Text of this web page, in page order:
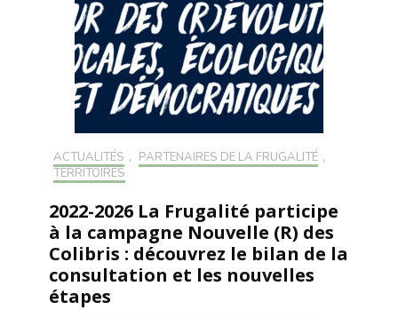
ACTUALITÉS , PARTENAIRES DE LA FRUGALITÉ ,
TERRITOIRES
2022-2026 La Frugalité participe
à la campagne Nouvelle (R) des
Colibris : découvrez le bilan de la
consultation et les nouvelles
étapes